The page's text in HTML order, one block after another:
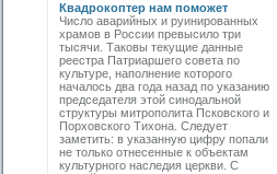
Квадрокоптер нам поможет
Число аварийных и руинированных
храмов в России превысило три
тысячи. Таковы текущие данные
реестра Патриаршего совета по
культуре, наполнение которого
началось два года назад по указанию
председателя этой синодальной
структуры митрополита Псковского и
Порховского Тихона. Следует
заметить: в указанную цифру попали
не только отнесенные к объектам
культурного наследия церкви. С